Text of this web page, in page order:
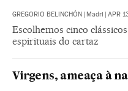
GREGORIO BELINCHÓN Madri APR
Escolhemos cinco
espirituais do cartaz
Virgens, ameaça à